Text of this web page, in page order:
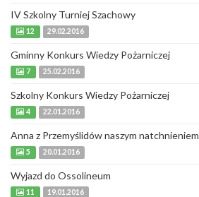
IV Szkolny Turniej Szachowy
12 29.02.2016
Gminny Konkurs Wiedzy Pożarniczej
7 25.02.2016
Szkolny Konkurs Wiedzy Pożarniczej
4 22.01.2016
Anna z Przemyślidów naszym natchnieniem
5 20.01.2016
Wyjazd do Ossolineum
11 19.01.2016